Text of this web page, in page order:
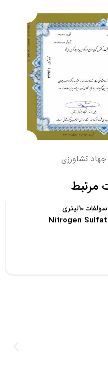
جهاد کشاورزی
مرتبط
10لیتری
Nitrogen